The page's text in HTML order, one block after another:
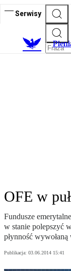
Serwisy
P
OFE w
Fundusze
w stanie polepszyć
płynność
Publikacja: 03.06.2014 15:41